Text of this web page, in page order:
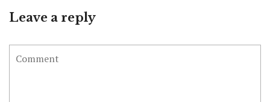
Leave a reply